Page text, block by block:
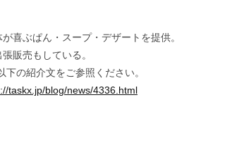
喜ぶぱん・スープ・デザートを提供。
販売もしている。
の紹介文をご参照ください。
taskx.jp/blog/news/4336.html